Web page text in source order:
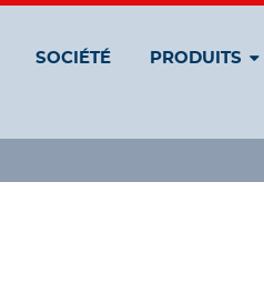
SOCIÉTÉ PRODUITS